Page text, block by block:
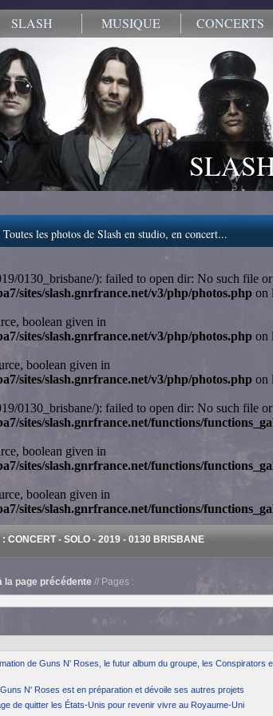
SLASH MUSIQUE CONCERTS
Toutes les photos de Slash en studio, en concert...
0130_brisbane/): failed to open dir: No such file
sites/slash.gnrfrance.net/v3/php/photos.php on
boolean given in
sites/slash.gnrfrance.net/v3/php/photos.php on
boolean given in
sites/slash.gnrfrance.net/v3/php/photos.php on
0130_brisbane/): failed to open dir: No such file
sites/slash.gnrfrance.net/functions/
boolean given in
sites/slash.gnrfrance.net/functions/
boolean given in
sites/slash.gnrfrance.net/functions/
: CONCERT - SOLO - 2019 - 0130 BRISBANE
la page précédente// Pages :
de Guns N' Roses, le futur album du groupe, les Conspirators
N' Roses est en préparation et dévoile ses autres projets
de quitter les États-Unis pour revenir vivre au Royaume-Uni